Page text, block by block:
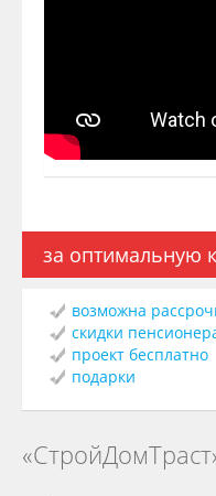
за оптимальную
возможна
скидки
проект бесплатно
подарки